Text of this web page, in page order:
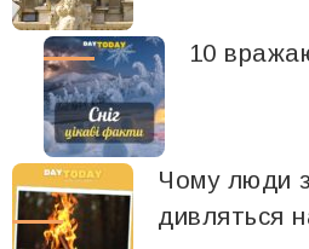
10
Чому люди
дивляться